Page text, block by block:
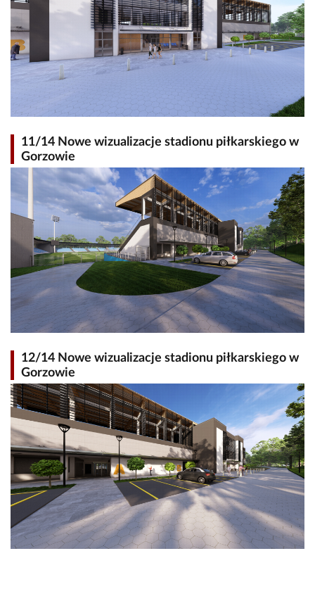
11/14 Nowe wizualizacje stadionu piłkarskiego w
Gorzowie
12/14 Nowe wizualizacje stadionu piłkarskiego w
Gorzowie